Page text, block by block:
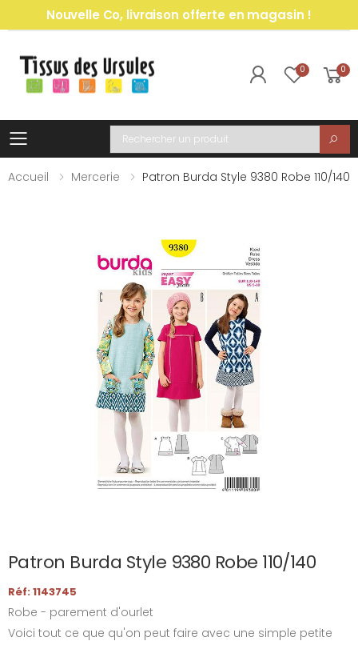
Nouvelle Co, livraison offerte en magasin !
0 0
Toggle mobile menu
Recherche
Accueil
Mercerie Patron Burda Style 9380 Robe 110/140
Patron Burda Style 9380 Robe 110/140
Réf: 1143745
Robe - parement d'ourlet
Voici tout ce que qu'on peut faire avec une simple petite